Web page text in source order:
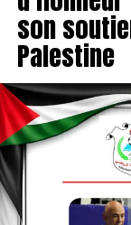
son
Palestine